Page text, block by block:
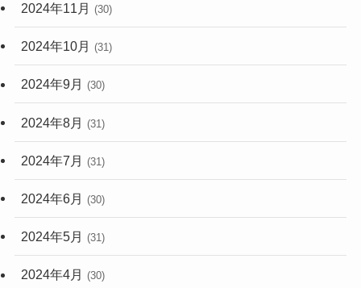
2024年11月 (30)
2024年10月 (31)
2024年9月 (30)
2024年8月 (31)
2024年7月 (31)
2024年6月 (30)
2024年5月 (31)
2024年4月 (30)